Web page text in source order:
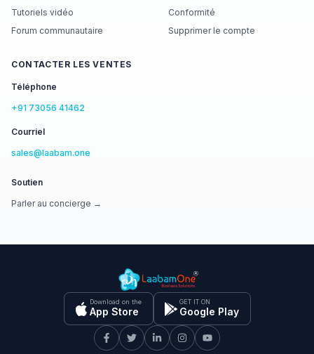
Tutoriels vidéo
Forum communautaire
Conformité
Supprimer le compte
CONTACTER LES VENTES
Téléphone
+91 73056 41462
Courriel
sales@laabam.one
Soutien
Parler au concierge →
Download on the
App Store
GET IT ON
Google Play